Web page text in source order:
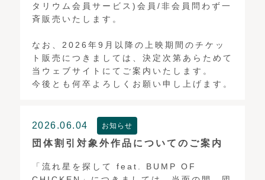
タリウム会員サービス)会員/非会員問わず一
斉販売いたします。
なお、2026年9月以降の上映期間のチケッ
ト販売につきましては、決定次第あらためて
当ウェブサイトにてご案内いたします。
今後とも何卒よろしくお願い申し上げます。
2026.06.04 お知らせ
団体割引対象外作品についてのご案内
「流れ星を探して feat. BUMP OF